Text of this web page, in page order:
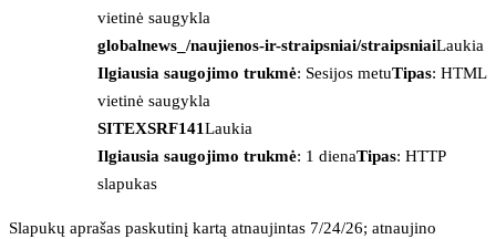
vietinė saugykla
globalnews_/naujienos-ir-straipsniai/straipsniaiLaukia
Ilgiausia saugojimo trukmė: Sesijos metuTipas: HTML
vietinė saugykla
SITEXSRF141Laukia
Ilgiausia saugojimo trukmė: 1 dienaTipas: HTTP
slapukas
Slapukų aprašas paskutinį kartą atnaujintas 7/24/26; atnaujino